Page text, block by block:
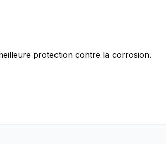
protection contre la corrosion.